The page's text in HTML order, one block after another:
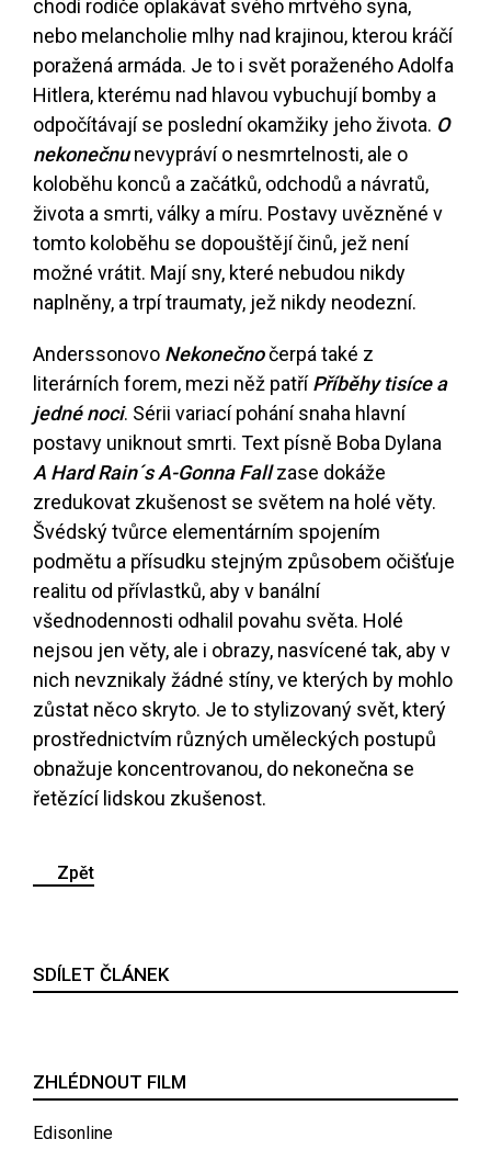
chodí rodiče oplakávat svého mrtvého syna,
nebo melancholie mlhy nad krajinou, kterou kráčí
poražená armáda. Je to i svět poraženého Adolfa
Hitlera, kterému nad hlavou vybuchují bomby a
odpočítávají se poslední okamžiky jeho života. O
nekonečnunevypráví o nesmrtelnosti, ale o
koloběhu konců a začátků, odchodů a návratů,
života a smrti, války a míru. Postavy uvězněné v
tomto koloběhu se dopouštějí činů, jež není
možné vrátit. Mají sny, které nebudou nikdy
naplněny, a trpí traumaty, jež nikdy neodezní.
Anderssonovo Nekonečnočerpá také z
literárních forem, mezi něž patříPříběhy tisíce a
jedné noci. Sérii variací pohání snaha hlavní
postavy uniknout smrti. Text písně Boba Dylana
A Hard Rain´s A-Gonna Fallzase dokáže
zredukovat zkušenost se světem na holé věty.
Švédský tvůrce elementárním spojením
podmětu a přísudku stejným způsobem očišťuje
realitu od přívlastků, aby v banální
všednodennosti odhalil povahu světa. Holé
nejsou jen věty, ale i obrazy, nasvícené tak, aby v
nich nevznikaly žádné stíny, ve kterých by mohlo
zůstat něco skryto. Je to stylizovaný svět, který
prostřednictvím různých uměleckých postupů
obnažuje koncentrovanou, do nekonečna se
řetězící lidskou zkušenost.
Zpět
SDÍLET ČLÁNEK
ZHLÉDNOUT FILM
Edisonline